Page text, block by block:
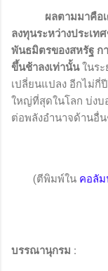
ผลตามมาคือ
ลงทุนระหว่างประเท
พันธมิตรของสหรัฐ ก
ขึ้นช้าลงเท่านั้นในร
เปลี่ยนแปลง อีกไม่กี่
ใหญ่ที่สุดในโลก บ่งบ
ต่อพลังอำนาจด้านอื่
(ตีพิมพ์ใน คอลัม
บรรณานุกรม :